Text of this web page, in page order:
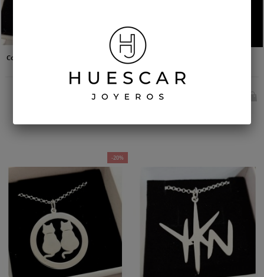
Colgante para profesora con cadena
Impuestos
42,41 €
-20%